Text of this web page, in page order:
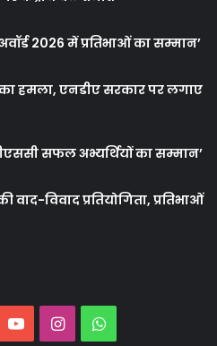
2026 में प्रतिभाओं का सम्मान’
हमला, एनडीए सरकार पर लगाए
सफल अभ्यर्थियों का सम्मान’
वाद-विवाद प्रतियोगिता, प्रतिभाओं
YouTubeInstagramWhatsApp